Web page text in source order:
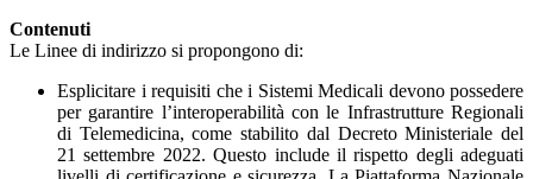
Contenuti
Le Linee di indirizzo si propongono di:
Esplicitare i requisiti che i Sistemi Medicali devono possedere
per garantire l’interoperabilità con le Infrastrutture Regionali
di Telemedicina, come stabilito dal Decreto Ministeriale del
21 settembre 2022. Questo include il rispetto degli adeguati